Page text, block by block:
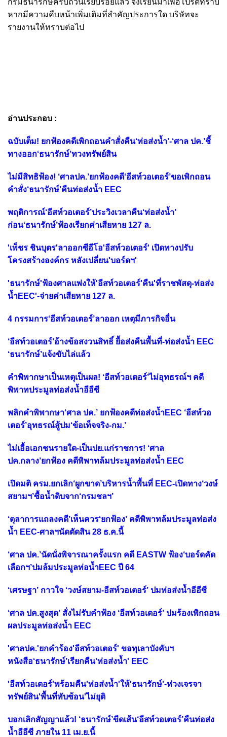
หากมีความคืบหน้าเพิ่มเติมที่สำคัญประการใด บริษัทจะ
รายงานให้ทราบต่อไป
อ่านประกอบ :
ฉบับเต็ม! ยกฟ้องคดีเพิกถอนคำสั่งคืน‘ท่อส่งน้ำ’-‘ศาล ปค.’ชี้
ทางออก‘ธนารักษ์’ทวงทรัพย์สิน
ไม่มีสิทธิฟ้อง! ‘ศาลปค.’ยกฟ้องคดี‘อีสท์วอเตอร์’ขอเพิกถอน
คำสั่ง‘ธนารักษ์’คืนท่อส่งน้ำ EEC
พฤติการณ์‘อีสท์วอเตอร์’ประวิงเวลาคืน‘ท่อส่งน้ำ’
ก่อน‘ธนารักษ์’ฟ้องเรียกค่าเสียหาย 127 ล.
'เพ็ชร ชินบุตร'ลาออกซีอีโอ'อีสท์วอเตอร์' เปิดทางปรับ
โครงสร้างองค์กร หลังเปลี่ยน'บอร์ดฯ'
'ธนารักษ์'ฟ้องศาลแพ่งให้'อีสท์วอเตอร์'คืน'ที่ราชพัสดุ-ท่อส่ง
น้ำEEC'-จ่ายค่าเสียหาย 127 ล.
4 กรรมการ‘อีสท์วอเตอร์’ลาออก เหตุมีภารกิจอื่น
‘อีสท์วอเตอร์’อ้างข้อสงวนสิทธิ์ ยื้อส่งคืนพื้นที่-ท่อส่งน้ำ EEC
‘ธนารักษ์’แจ้งขับไล่แล้ว
คำพิพากษาเป็นเหตุเป็นผล! ‘อีสท์วอเตอร์’ไม่อุทธรณ์ฯ คดี
พิพาทประมูลท่อส่งน้ำอีอีซี
พลิกคำพิพากษา‘ศาล ปค.’ ยกฟ้องคดีท่อส่งน้ำEEC ‘อีสท์วอ
เตอร์’อุทธรณ์สู้ปม‘ข้อเท็จจริง-กม.’
ไม่เอื้อเอกชนรายใด-เป็นปย.แก่ราชการ! ‘ศาล
ปค.กลาง’ยกฟ้อง คดีพิพาทล้มประมูลท่อส่งน้ำ EEC
เปิดมติ ครม.ยกเลิก‘ผูกขาด’บริหารน้ำพื้นที่ EEC-เปิดทาง‘วงษ์
สยามฯ’ซื้อน้ำดิบจาก‘กรมชลฯ’
‘ตุลาการแถลงคดี’เห็นควร‘ยกฟ้อง’ คดีพิพาทล้มประมูลท่อส่ง
น้ำ EEC-ศาลฯนัดตัดสิน 28 ธ.ค.นี้
‘ศาล ปค.’นัดนั่งพิจารณาครั้งแรก คดี EASTW ฟ้อง‘บอร์ดคัด
เลือกฯ’ปมล้มประมูลท่อน้ำEEC ปี 64
‘เศรษฐา’ กาวใจ ‘วงษ์สยาม-อีสท์วอเตอร์’ ปมท่อส่งน้ำอีอีซี
‘ศาล ปค.สูงสุด’ สั่งไม่รับคำฟ้อง ‘อีสท์วอเตอร์’ ปมร้องเพิกถอน
ผลประมูลท่อส่งน้ำ EEC
'ศาลปค.'ยกคำร้อง'อีสท์วอเตอร์' ขอทุเลาบังคับฯ
หนังสือ‘ธนารักษ์’เรียกคืน'ท่อส่งน้ำ' EEC
'อีสท์วอเตอร์'พร้อมคืน'ท่อส่งน้ำ'ให้'ธนารักษ์'-ห่วงเจรจา
ทรัพย์สิน'พื้นที่ทับซ้อน'ไม่ยุติ
บอกเลิกสัญญาแล้ว! ‘ธนารักษ์’ขีดเส้น‘อีสท์วอเตอร์’คืนท่อส่ง
น้ำอีอีซี ภายใน 11 เม.ย.นี้